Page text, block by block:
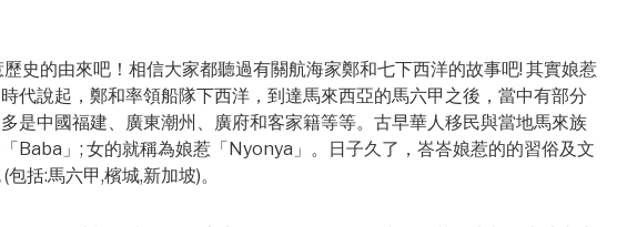
史的由來吧！相信大家都聽過有關航海家鄭和七下西洋的故事吧! 其實娘惹
代說起，鄭和率領船隊下西洋，到達馬來西亞的馬六甲之後，當中有部分
是中國福建、廣東潮州、廣府和客家籍等等。古早華人移民與當地馬來族
Baba」; 女的就稱為娘惹「Nyonya」。日子久了，峇峇娘惹的的習俗及文
括:馬六甲,檳城,新加坡)。